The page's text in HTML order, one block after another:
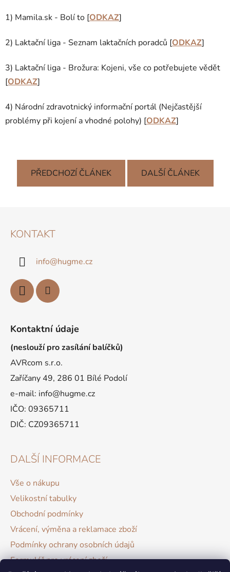
1) Mamila.sk - Bolí to [ODKAZ]
2) Laktační liga - Seznam laktačních poradců [ODKAZ]
3) Laktační liga - Brožura: Kojeni, vše co potřebujete vědět
[ODKAZ]
4) Národní zdravotnický informační portál (Nejčastější
problémy při kojení a vhodné polohy) [ODKAZ]
PŘEDCHOZÍ ČLÁNEK DALŠÍ ČLÁNEK
KONTAKT
info@hugme.cz
Kontaktní údaje
(neslouží pro zasílání balíčků)
AVRcom s.r.o.
Zaříčany 49, 286 01 Bílé Podolí
e-mail: info@hugme.cz
IČO: 09365711
DIČ: CZ09365711
DALŠÍ INFORMACE
Vše o nákupu
Velikostní tabulky
Obchodní podmínky
Vrácení, výměna a reklamace zboží
Podmínky ochrany osobních údajů
Formulář pro vrácení zboží